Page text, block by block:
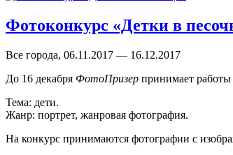
Фотоконкурс «Детки в
Все города, 06.11.2017 — 16.12.2017
До 16 декабря ФотоПризер принимает
Тема: дети.
Жанр: портрет, жанровая фотография.
На конкурс принимаются фотографии с